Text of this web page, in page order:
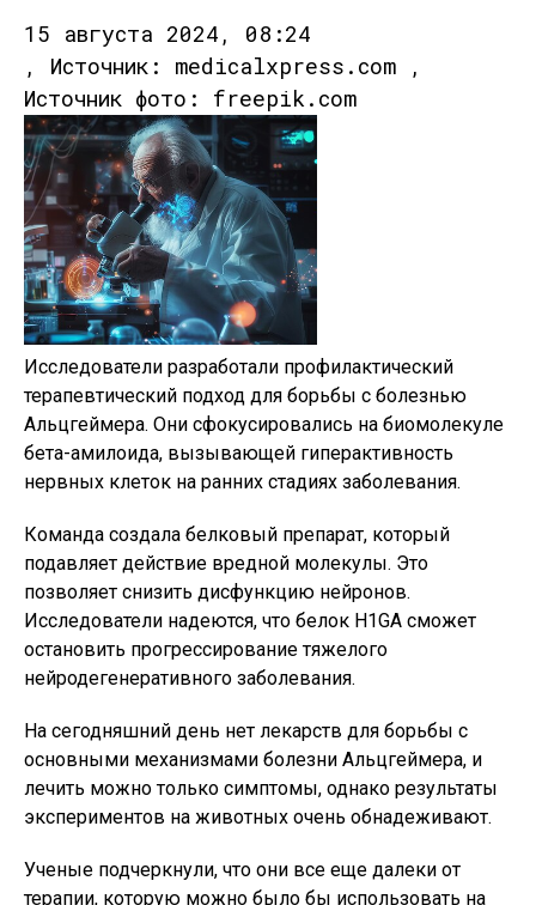
15 августа 2024, 08:24
, Источник: medicalxpress.com ,
Источник фото: freepik.com
Исследователи разработали профилактический
терапевтический подход для борьбы с болезнью
Альцгеймера. Они сфокусировались на биомолекуле
бета-амилоида, вызывающей гиперактивность
нервных клеток на ранних стадиях заболевания.
Команда создала белковый препарат, который
подавляет действие вредной молекулы. Это
позволяет снизить дисфункцию нейронов.
Исследователи надеются, что белок H1GA сможет
остановить прогрессирование тяжелого
нейродегенеративного заболевания.
На сегодняшний день нет лекарств для борьбы с
основными механизмами болезни Альцгеймера, и
лечить можно только симптомы, однако результаты
экспериментов на животных очень обнадеживают.
Ученые подчеркнули, что они все еще далеки от
терапии, которую можно было бы использовать на